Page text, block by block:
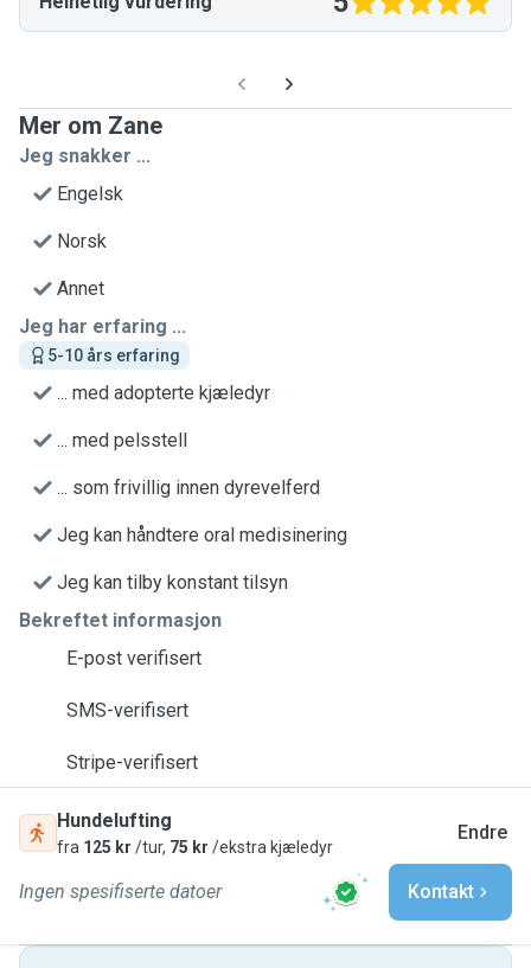
Mer om Zane
Jeg snakker ...
Engelsk
Norsk
Annet
Jeg har erfaring ...
5-10 års erfaring
... med adopterte kjæledyr
... med pelsstell
... som frivillig innen dyrevelferd
Jeg kan håndtere oral medisinering
Jeg kan tilby konstant tilsyn
Bekreftet informasjon
E-post verifisert
SMS-verifisert
Stripe-verifisert
Hundelufting
fra 125 kr /tur, 75 kr /ekstra kjæledyr
Endre
Ingen spesifiserte datoer Kontakt